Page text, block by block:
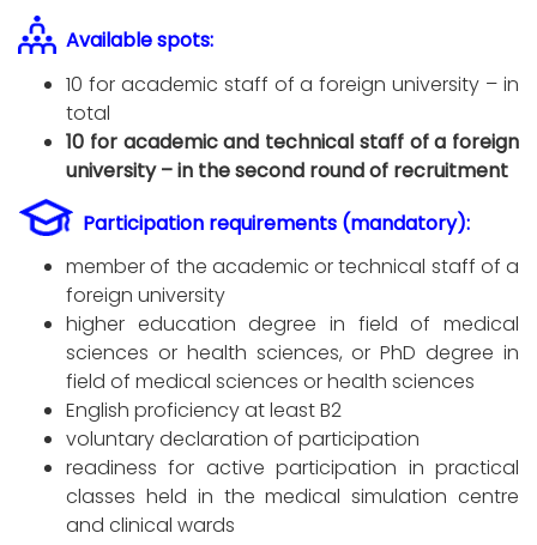
Available spots:
10 for academic staff of a foreign university – in
total
10 for academic and technical staff of a foreign
university – in the second round of recruitment
Participation requirements (mandatory):
member of the academic or technical staff of a
foreign university
higher education degree in field of medical
sciences or health sciences, or PhD degree in
field of medical sciences or health sciences
English proficiency at least B2
voluntary declaration of participation
readiness for active participation in practical
classes held in the medical simulation centre
and clinical wards